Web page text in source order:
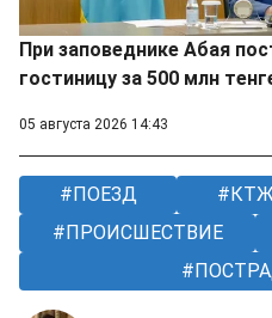
При заповеднике Абая
гостиницу за 500 млн
05 августа 2026 14:43
ПОЕЗД
ПРОИСШЕСТВИЕ